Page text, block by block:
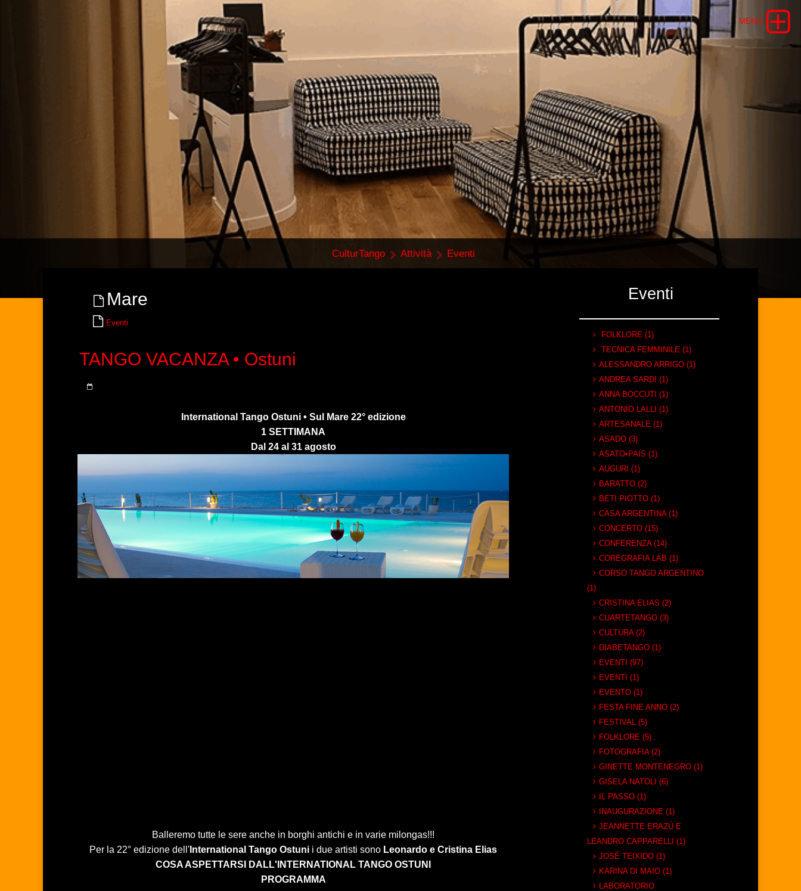
CulturTango Attività Eventi
Mare
Eventi
TANGO VACANZA • Ostuni
International Tango Ostuni • Sul Mare 22° edizione
1 SETTIMANA
Dal 24 al 31 agosto
Balleremo tutte le sere anche in borghi antichi e in varie milongas!!!
Per la 22° edizione dell' International Tango Ostuni i due artisti sono Leonardo e Cristina Elias
COSA ASPETTARSI DALL'INTERNATIONAL TANGO OSTUNI
PROGRAMMA
Eventi
FOLKLORE (1)
TECNICA FEMMINILE (1)
ALESSANDRO ARRIGO (1)
ANDREA SARDI (1)
ANNA BOCCUTI (1)
ANTONIO LALLI (1)
ARTESANALE (1)
ASADO (3)
ASATO•PAIS (1)
AUGURI (1)
BARATTO (2)
BETI PIOTTO (1)
CASA ARGENTINA (1)
CONCERTO (15)
CONFERENZA (14)
COREGRAFIA LAB (1)
CORSO TANGO ARGENTINO
(1)
CRISTINA ELIAS (2)
CUARTETANGO (3)
CULTURA (2)
DIABETANGO (1)
EVENTI (97)
EVENTI (1)
EVENTO (1)
FESTA FINE ANNO (2)
FESTIVAL (5)
FOLKLORE (5)
FOTOGRAFIA (2)
GINETTE MONTENEGRO (1)
GISELA NATOLI (6)
IL PASSO (1)
INAUGURAZIONE (1)
JEANNETTE ERAZÚ E
LEANDRO CAPPARELLI (1)
JOSÉ TEIXIDO (1)
KARINA DI MAIO (1)
LABORATORIO